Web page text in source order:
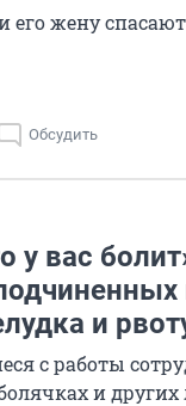
его жену
Обсудить
у вас
и
с работы
и